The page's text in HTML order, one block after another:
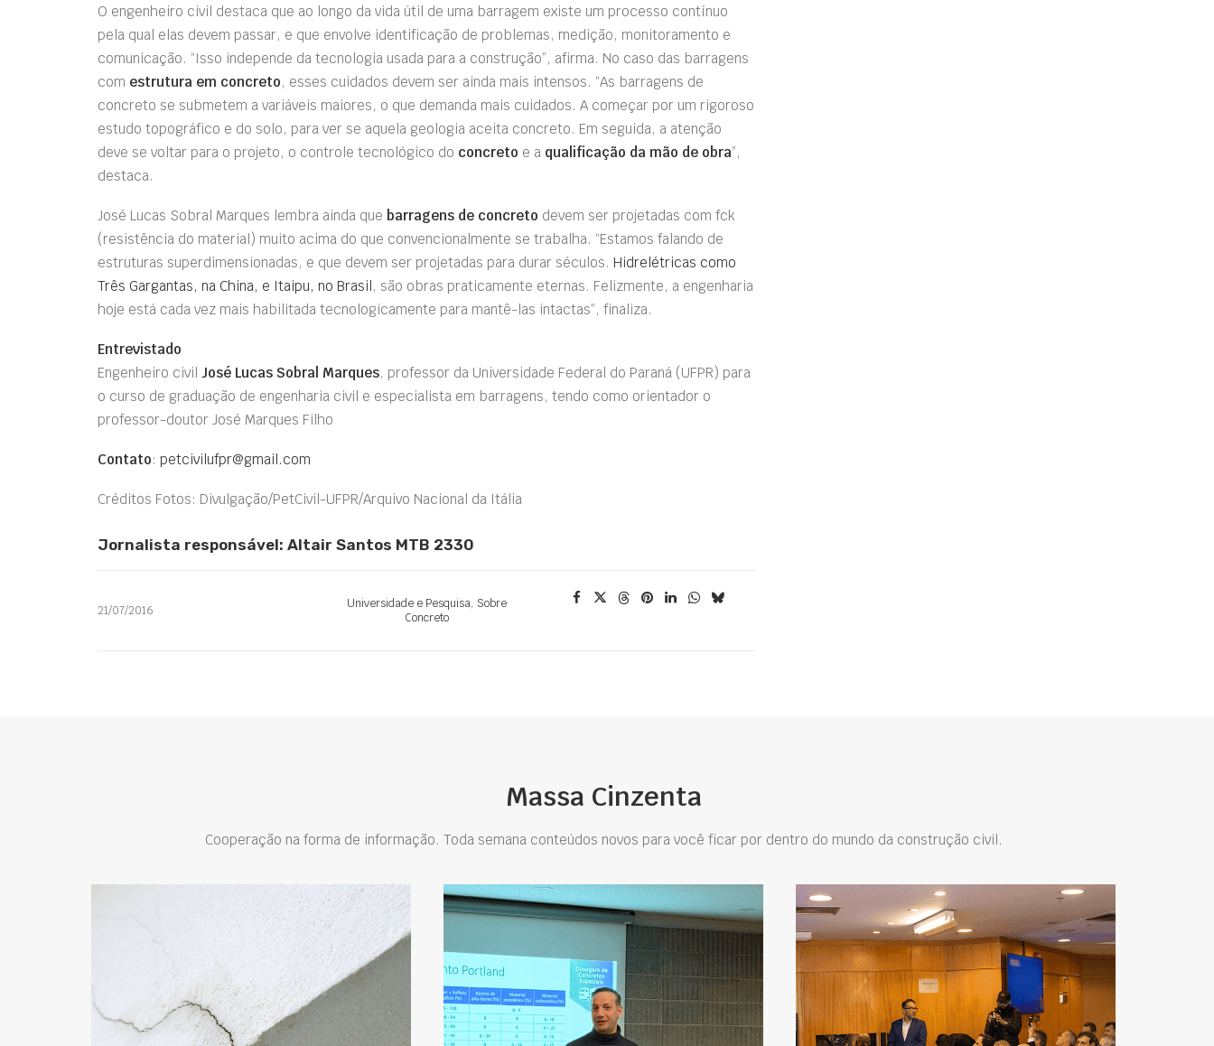
O engenheiro civil destaca que ao longo da vida útil de uma barragem existe um processo contínuo
pela qual elas devem passar, e que envolve identificação de problemas, medição, monitoramento e
comunicação. “Isso independe da tecnologia usada para a construção”, afirma. No caso das barragens
com estrutura em concreto, esses cuidados devem ser ainda mais intensos. “As barragens de
concreto se submetem a variáveis maiores, o que demanda mais cuidados. A começar por um rigoroso
estudo topográfico e do solo, para ver se aquela geologia aceita concreto. Em seguida, a atenção
deve se voltar para o projeto, o controle tecnológico do concreto e a qualificação da mão de obra”,
destaca.
José Lucas Sobral Marques lembra ainda que barragens de concreto devem ser projetadas com fck
(resistência do material) muito acima do que convencionalmente se trabalha. “Estamos falando de
estruturas superdimensionadas, e que devem ser projetadas para durar séculos. Hidrelétricas como
Três Gargantas, na China, e Itaipu, no Brasil, são obras praticamente eternas. Felizmente, a engenharia
hoje está cada vez mais habilitada tecnologicamente para mantê-las intactas”, finaliza.
Entrevistado
Engenheiro civil José Lucas Sobral Marques, professor da Universidade Federal do Paraná (UFPR) para
o curso de graduação de engenharia civil e especialista em barragens, tendo como orientador o
professor-doutor José Marques Filho
Contato: petcivilufpr@gmail.com
Créditos Fotos: Divulgação/PetCivil-UFPR/Arquivo Nacional da Itália
Jornalista responsável: Altair Santos MTB 2330
21/07/2016 Universidade e Pesquisa, Sobre
Concreto
Massa Cinzenta
Cooperação na forma de informação. Toda semana conteúdos novos para você ficar por dentro do mundo da construção civil.